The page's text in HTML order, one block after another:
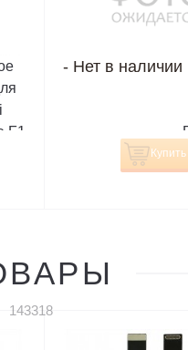
F1,
-Нет в наличии
Купить
143318